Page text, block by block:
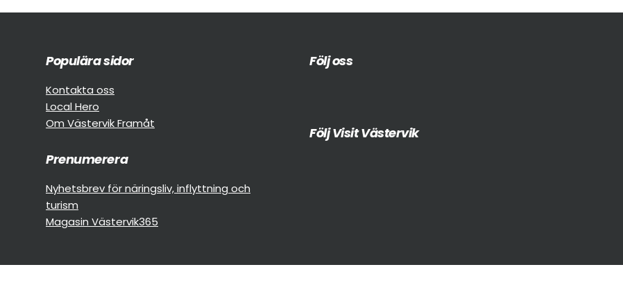
Populära sidor
Kontakta oss
Local Hero
Om Västervik Framåt
Prenumerera
Nyhetsbrev för näringsliv, inflyttning och
turism
Magasin Västervik365
Följ oss
Följ Visit Västervik